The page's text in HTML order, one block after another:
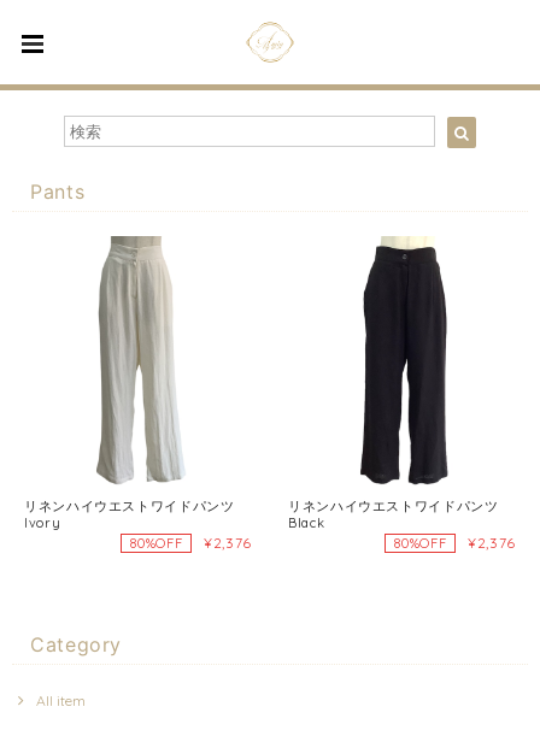
Pants
リネンハイウエストワイドパンツ
Ivory
80%OFF
¥2,376
リネンハイウエストワイドパンツ
Black
80%OFF
¥2,376
Category
All item